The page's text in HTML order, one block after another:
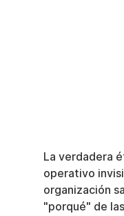
La verdadera
operativo
organización
"porqué" de